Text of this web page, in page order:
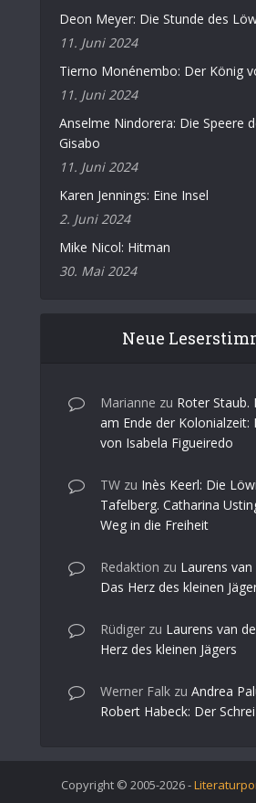
Deon Meyer: Die Stunde des
11. Juni 2024
Tierno Monénembo: Der König
11. Juni 2024
Anselme Nindorera: Die Speere
Gisabo
11. Juni 2024
Karen Jennings: Eine Insel
2. Juni 2024
Mike Nicol: Hitman
30. Mai 2024
Neue
Marianne zu Roter Staub.
am Ende der Kolonialzeit:
von Isabela Figueiredo
TW zu Inès Keerl: Die
Tafelberg. Catharina
Weg in die Freiheit
Redaktion zu Laurens
Das Herz des kleinen
Rüdiger zu Laurens van
Herz des kleinen Jägers
Werner Falk zu Andrea
Robert Habeck: Der
Copyright © 2005-2026 -